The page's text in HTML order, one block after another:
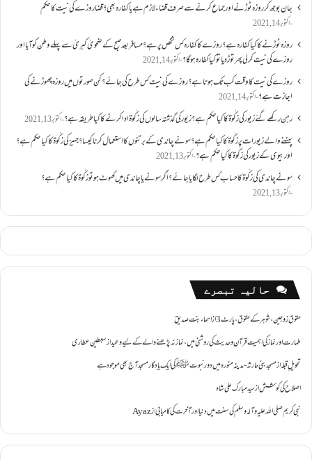
جان بوجھ کر روزہ ٹوڑنے اور جماع کرنے سے صرف قضاء لازم ہے یا کفارہ بھی؟ قضا روزے کی نیت کا حکم
اکتوبر 14, 2021
روزہ ٹوڑنے کا کیا کفارہ ہے؟روزے کا کفارہ کس شخص پر ہے؟ مسافر بعد صبح کے ضحویٰ کبریٰ سے پہلے وطن کو آیا اور
روزے کی نیت کر لی پھر توڑ دیا تو کیا کفارہ ہو گا؟ اکتوبر 14, 2021
روزے کی نیت کا وقت کب تک ہوتا ہے؟ روزے کی نیت کس طرح کی جائے؟ کن صورتوں میں روزہ چھوڑنے کی
اجازت ہے؟ اکتوبر 14, 2021
رہن رکھے گئے زیور کی زکٰوۃ کا کیا حکم ہے؟زیور کی گذشتہ سالوں کی زکٰوۃ ادا کرنے کا کیا طریقہ ہے؟ اکتوبر 13, 2021
پہننے والے زیورات پر زکٰوۃ کا کیا حکم ہے؟ سونے چاندی کے برتنوں کا استعمال کرنا کیسا؟ جہیز کی زکٰوۃ کا کیا حکم ہے؟
اور بیوی کے زیور کی زکٰوۃ کا کیا حکم ہے؟ اکتوبر 13, 2021
سونے چاندی کی زکٰوۃ کا حساب کس طرح لگایا جائے؟ اگر سونے یا چاندی میں کھوٹ ہو تو زکٰوۃ کا کیا حکم ہے؟
اکتوبر 13, 2021
حالیہ تبصرے
حقوق زوجین ،شوہر کے حقوق ،پارٹ 3 ازاسماء بنت صدیق
طہارت اور نماز کی اہمیت قرآن و حدیث کی روشنی میں ،نماز نہ پڑھنے والے کے لیے وعیدازسبطین عطاری
تحویل ِقبلہازمسجد بنی حارثہ - مدینہ منورہ میں دور نبوتﷺ کی ایک یادگار مسجد آج بھی موجود ہے
اصلاح کی کوششازسید مبارک علی شاہ
نبی کریم صلی اللہ علیہ وآلہ وسلم کی سنت میں دنیا اور آخرت کی کامیابیازAyaz